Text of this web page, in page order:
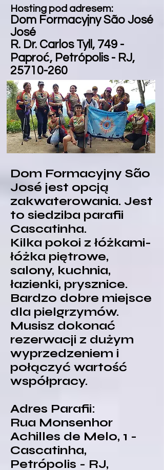
Hosting pod adresem:
Dom Formacyjny São José
José
R. Dr. Carlos Tyll, 749 -
Paproć, Petrópolis - RJ,
25710-260
Dom Formacyjny São
José jest opcją
zakwaterowania. Jest
to siedziba parafii
Cascatinha.
Kilka pokoi z łóżkami-
łóżka piętrowe,
salony, kuchnia,
łazienki, prysznice.
Bardzo dobre miejsce
dla pielgrzymów.
Musisz dokonać
rezerwacji z dużym
wyprzedzeniem i
połączyć wartość
współpracy.
Adres Parafii:
Rua Monsenhor
Achilles de Melo, 1 -
Cascatinha,
Petrópolis - RJ,